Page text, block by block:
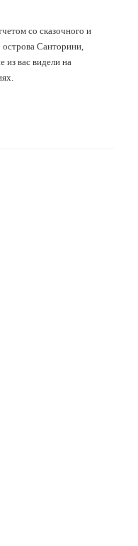
со сказочного и
острова Санторини,
из вас видели на